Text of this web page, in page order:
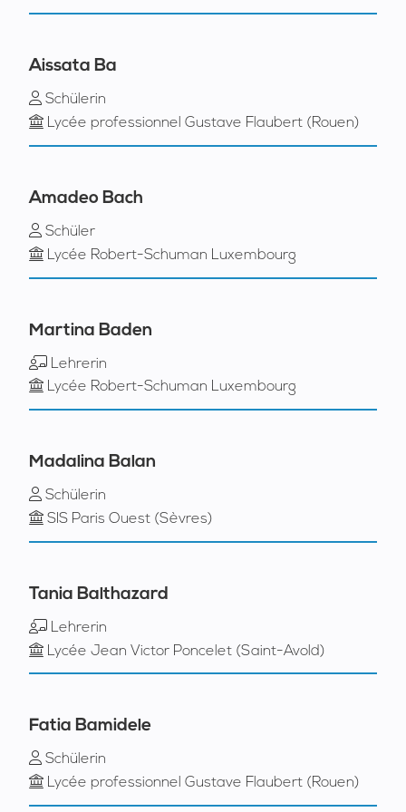
Aissata Ba
Schülerin
Lycée professionnel Gustave Flaubert (Rouen)
Amadeo Bach
Schüler
Lycée Robert-Schuman Luxembourg
Martina Baden
Lehrerin
Lycée Robert-Schuman Luxembourg
Madalina Balan
Schülerin
SIS Paris Ouest (Sèvres)
Tania Balthazard
Lehrerin
Lycée Jean Victor Poncelet (Saint-Avold)
Fatia Bamidele
Schülerin
Lycée professionnel Gustave Flaubert (Rouen)